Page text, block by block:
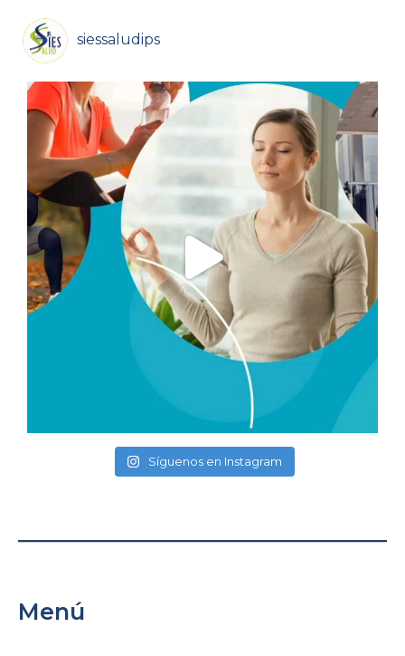
siessaludips
Síguenos en Instagram
Menú